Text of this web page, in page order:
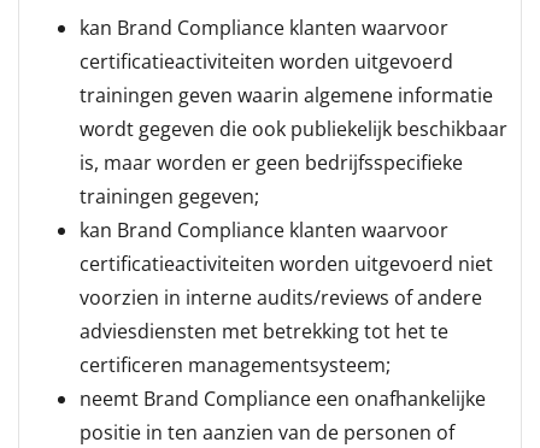
kan Brand Compliance klanten waarvoor
certificatieactiviteiten worden uitgevoerd
trainingen geven waarin algemene informatie
wordt gegeven die ook publiekelijk beschikbaar
is, maar worden er geen bedrijfsspecifieke
trainingen gegeven;
kan Brand Compliance klanten waarvoor
certificatieactiviteiten worden uitgevoerd niet
voorzien in interne audits/reviews of andere
adviesdiensten met betrekking tot het te
certificeren managementsysteem;
neemt Brand Compliance een onafhankelijke
positie in ten aanzien van de personen of